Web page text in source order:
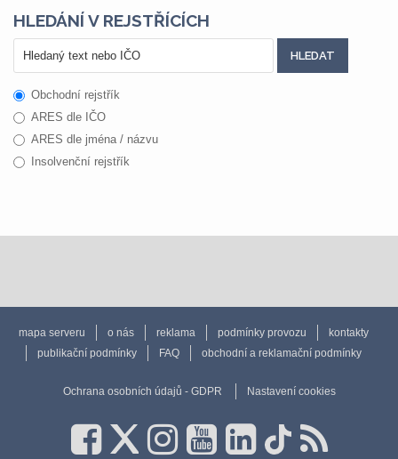
HLEDÁNÍ V REJSTŘÍCÍCH
Obchodní rejstřík
ARES dle IČO
ARES dle jména / názvu
Insolvenční rejstřík
mapa serveru o nás reklama podmínky provozu
kontakty
publikační podmínky
FAQ obchodní a reklamační podmínky
Ochrana osobních údajů - GDPR Nastavení cookies